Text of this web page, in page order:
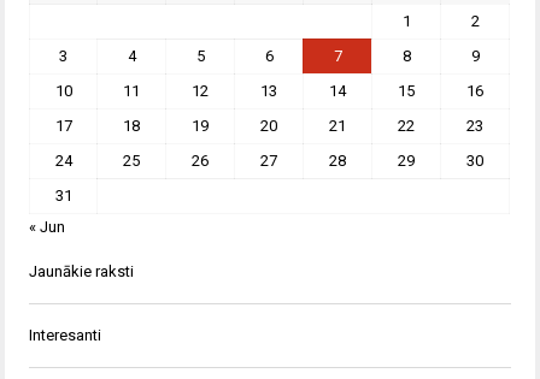
1
2
3
4 5 6 7 8
9
10
11 12 13 14 15
16
17
18 19 20 21 22
23
24
25 26 27 28 29
30
31
« Jun
Jaunākie raksti
Interesanti